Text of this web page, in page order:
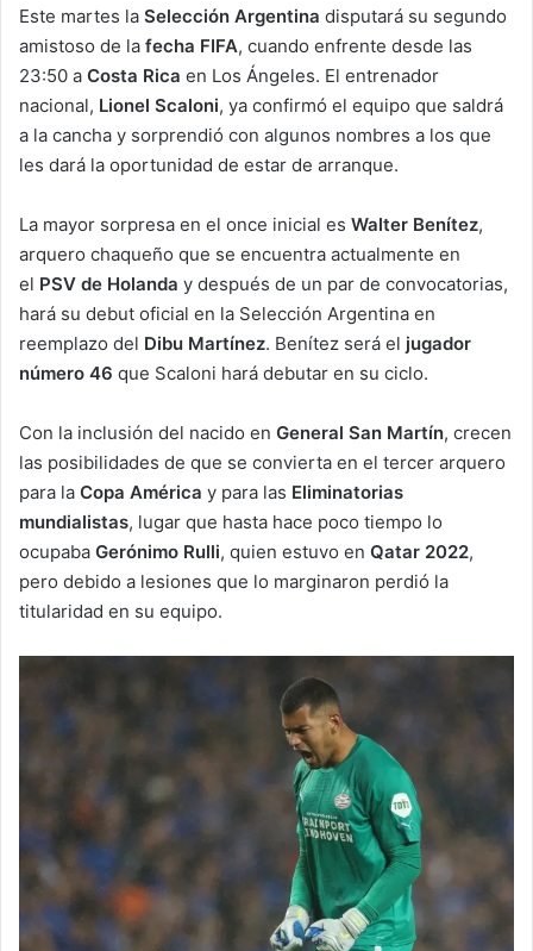
Este martes la Selección Argentina disputará su segundo
amistoso de la fecha FIFA, cuando enfrente desde las
23:50 a Costa Rica en Los Ángeles. El entrenador
nacional, Lionel Scaloni, ya confirmó el equipo que saldrá
a la cancha y sorprendió con algunos nombres a los que
les dará la oportunidad de estar de arranque.
La mayor sorpresa en el once inicial es Walter Benítez,
arquero chaqueño que se encuentra actualmente en
el PSV de Holanda y después de un par de convocatorias,
hará su debut oficial en la Selección Argentina en
reemplazo del Dibu Martínez. Benítez será el jugador
número 46 que Scaloni hará debutar en su ciclo.
Con la inclusión del nacido en General San Martín, crecen
las posibilidades de que se convierta en el tercer arquero
para la Copa América y para las Eliminatorias
mundialistas, lugar que hasta hace poco tiempo lo
ocupaba Gerónimo Rulli, quien estuvo en Qatar 2022,
pero debido a lesiones que lo marginaron perdió la
titularidad en su equipo.